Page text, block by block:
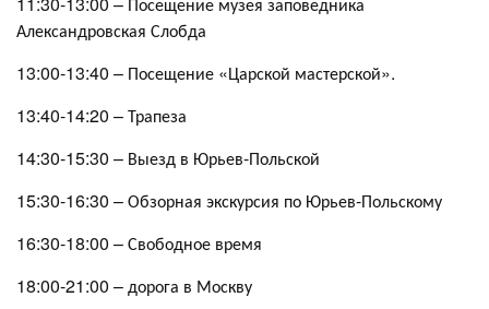
Александровская Слобда
13:00-13:40 – Посещение «Царской мастерской».
13:40-14:20 – Трапеза
14:30-15:30 – Выезд в Юрьев-Польской
15:30-16:30 – Обзорная экскурсия по Юрьев-Польскому
16:30-18:00 – Свободное время
18:00-21:00 – дорога в Москву